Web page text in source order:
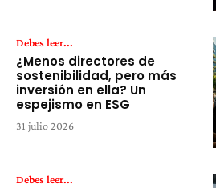
Debes leer...
¿Menos directores de
sostenibilidad, pero más
inversión en ella? Un
espejismo en ESG
31 julio 2026
Debes leer...